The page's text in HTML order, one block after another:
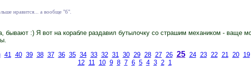
нравится... а вообще "б".
бывают :) Я вот на корабле раздавил бутылочку со страшим механиком - ваще
41 40 39 38 37 36 35 34 33 32 31 30 29 28 27 26 25 24 23 22 21 20 19
12
11 10 9 8 7 6 5 4 3 2 1